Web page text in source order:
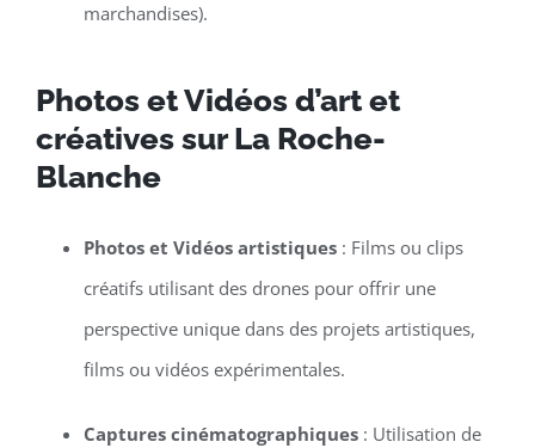
marchandises).
Photos et Vidéos d’art et
créatives sur La Roche-
Blanche
Photos et Vidéos artistiques: Films ou clips
créatifs utilisant des drones pour offrir une
perspective unique dans des projets artistiques,
films ou vidéos expérimentales.
Captures cinématographiques: Utilisation de